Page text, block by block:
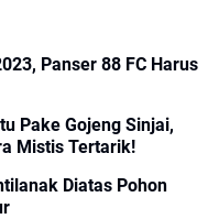
Panser 88 FC Harus
Pake Gojeng Sinjai,
Mistis Tertarik!
Diatas Pohon